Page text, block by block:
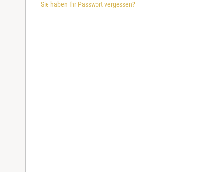
Sie haben Ihr Passwort vergessen?